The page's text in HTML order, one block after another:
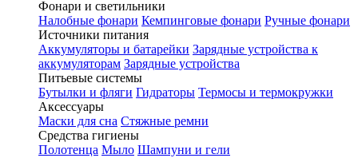
Фонари и светильники
Налобные фонари Кемпинговые фонари Ручные фонари
Источники питания
Аккумуляторы и батарейки Зарядные устройства к
аккумуляторам Зарядные устройства
Питьевые системы
Бутылки и фляги Гидраторы Термосы и термокружки
Аксессуары
Маски для сна Стяжные ремни
Средства гигиены
Полотенца Мыло Шампуни и гели